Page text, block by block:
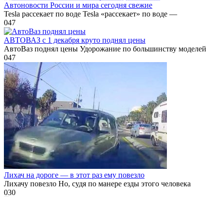
Автоновости России и мира сегодня свежие
Tesla рассекает по воде Tesla «рассекает» по воде —
047
АВТОВАЗ с 1 декабря круто поднял цены
АвтоВаз поднял цены Удорожание по большинству моделей
047
Лихач на дороге — в этот раз ему повезло
Лихачу повезло Но, судя по манере езды этого человека
030